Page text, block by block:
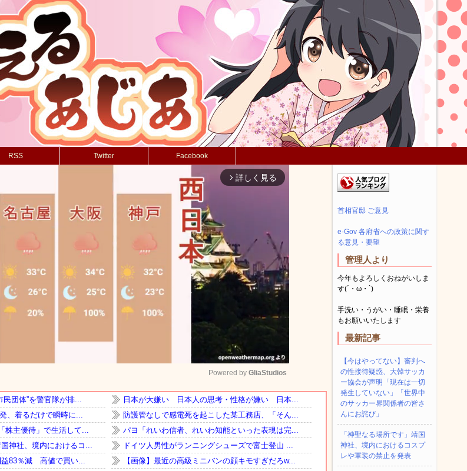
RSS Twitter Facebook
arrow_forward_ios 詳しく見る
Mute
Powered by GliaStudios
首相官邸 ご意見
e-Gov 各府省への政策に関す
る意見・要望
管理人より
今年もよろしくおねがいしま
す(´・ω・`)
手洗い・うがい・睡眠・栄養
もお願いいたします
最新記事
【今はやってない】審判へ
の性接待疑惑、大韓サッカ
ー協会が声明「現在は一切
発生していない」「世界中
のサッカー界関係者の皆さ
んにお詫び」
「神聖なる場所です」靖国
神社、境内におけるコスプ
レや軍装の禁止を発表